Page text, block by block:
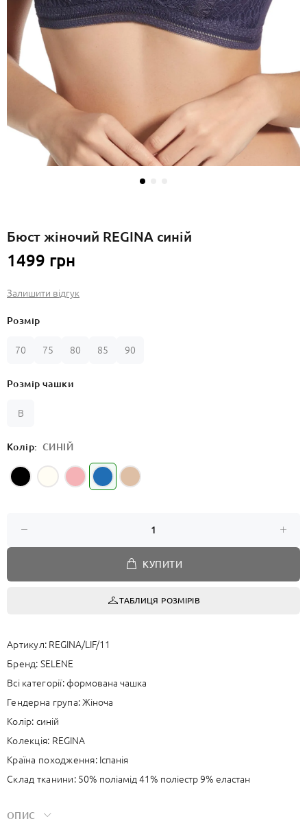
Бюст жіночий REGINA синій
1499 грн
Залишити відгук
Розмір
70 75 80 85 90
Розмір чашки
B
Колір: СИНІЙ
КУПИТИ
ТАБЛИЦЯ РОЗМІРІВ
Артикул: REGINA/LIF/11
Бренд: SELENE
Всі категорії:формована чашка
Гендерна група:Жіноча
Колір: синій
Колекція: REGINA
Країна походження: Іспанія
Склад тканини:50% поліамід 41% поліестр 9% еластан
ОПИС